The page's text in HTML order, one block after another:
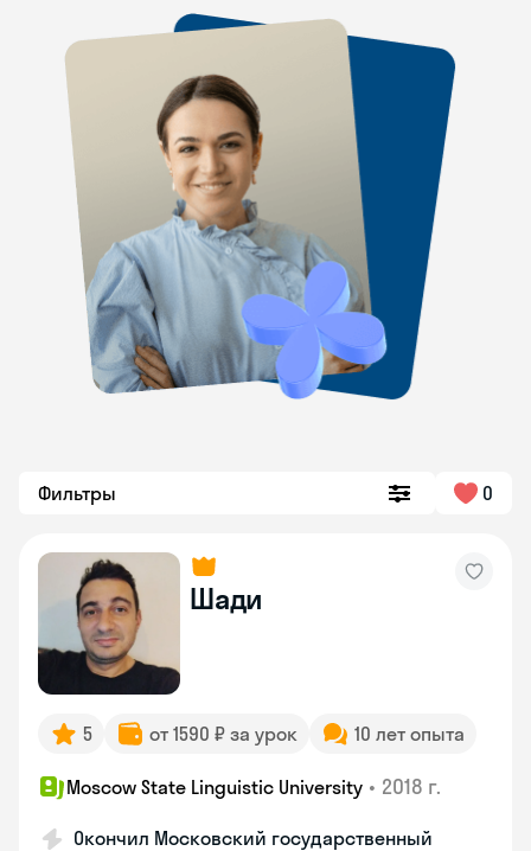
Фильтры 0
Шади
5 от 1590 ₽ за урок 10 лет опыта
Moscow State Linguistic University • 2018 г.
Окончил Московский государственный